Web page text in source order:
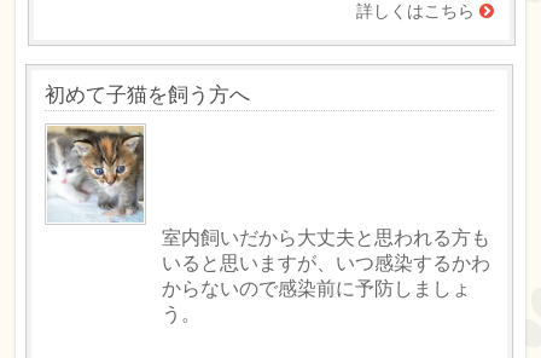
詳しくはこちら
初めて子猫を飼う方へ
室内飼いだから大丈夫と思われる方も
いると思いますが、いつ感染するかわ
からないので感染前に予防しましょ
う。